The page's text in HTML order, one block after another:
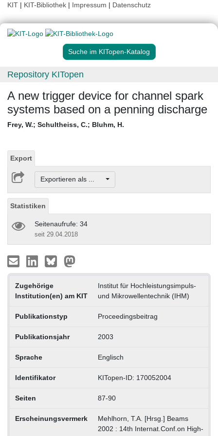
KIT | KIT-Bibliothek | Impressum | Datenschutz
Suche im KITopen-Katalog
Repository KITopen
A new trigger device for channel spark
systems based on a penning discharge
Frey, W.; Schultheiss, C.; Bluhm, H.
Export
Exportieren als ...
Statistiken
Seitenaufrufe: 34
seit 29.04.2018
Zugehörige
Institution(en) am KIT
Institut für Hochleistungsimpuls-
und Mikrowellentechnik (IHM)
Publikationstyp Proceedingsbeitrag
Publikationsjahr 2003
Sprache Englisch
Identifikator KITopen-ID: 170052004
Seiten 87-90
Erscheinungsvermerk
Mehlhorn, T.A. [Hrsg.] Beams
2002 : 14th Internat.Conf.on High-